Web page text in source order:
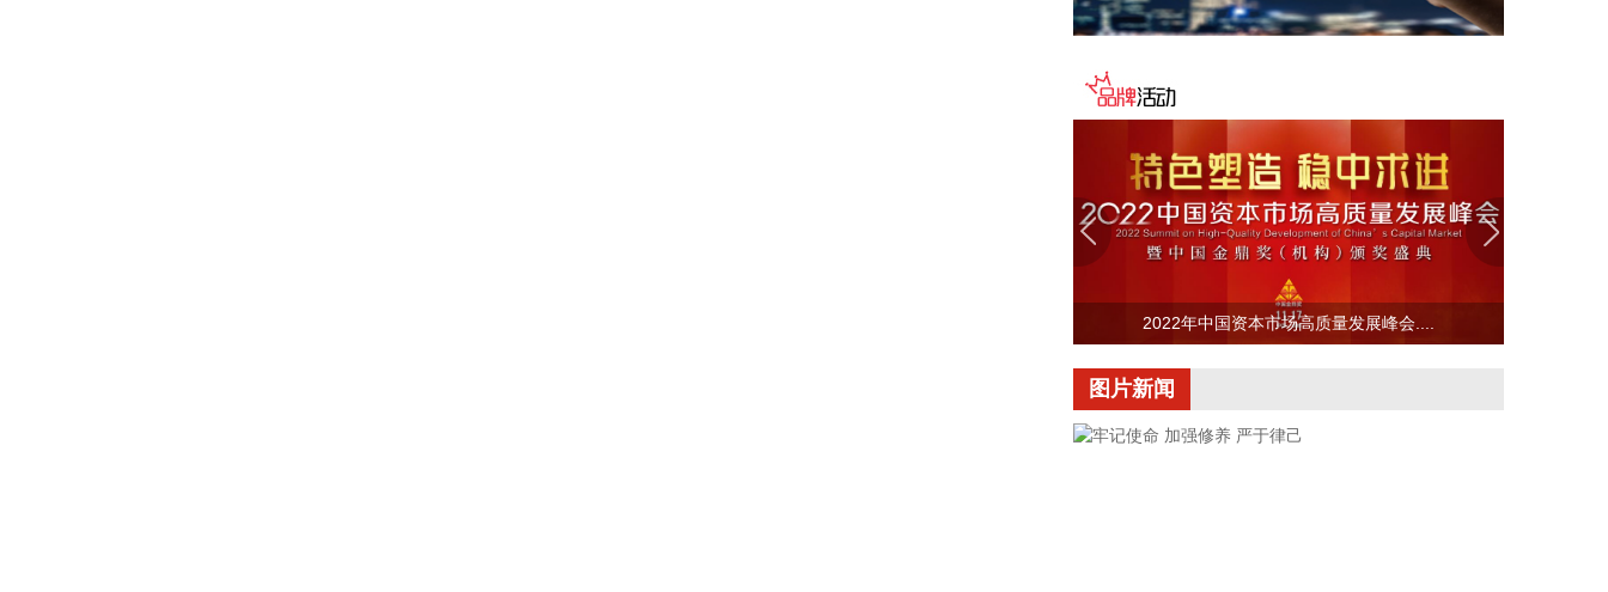
商城项目。公司将依托一站式政企数字化采购服务平
整车制造企业采购管理数智化升级。
2026-08-07 12:09:08
①金河生物：2025年度以简易程序向特定对象发行股
票申请获证监会同意注册批复。 ②东方锆业：向特定
对象发行股票申请获深交所受理。
2026-08-07 12:03:22
国家能源局印发《电力安全生产“十五五”行动计
划》，其中提出，加强“人工智能+”安全治理，创新设
术嵌入智能安全工器具，研究基于人工智能大模型的
研发，加强新型防护材料研发，设立电力装备核心部
2022年中国资本市场高质量发展峰会....
图片新闻